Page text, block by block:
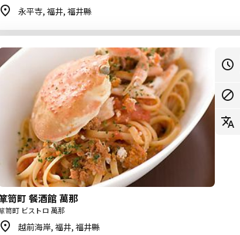
永平寺, 福井, 福井縣
笥町 餐酒館 萬那
笥町 ビストロ 萬那
越前海岸, 福井, 福井縣